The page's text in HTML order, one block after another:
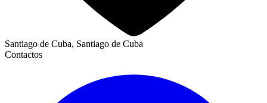
Santiago de Cuba, Santiago de Cuba
Contactos